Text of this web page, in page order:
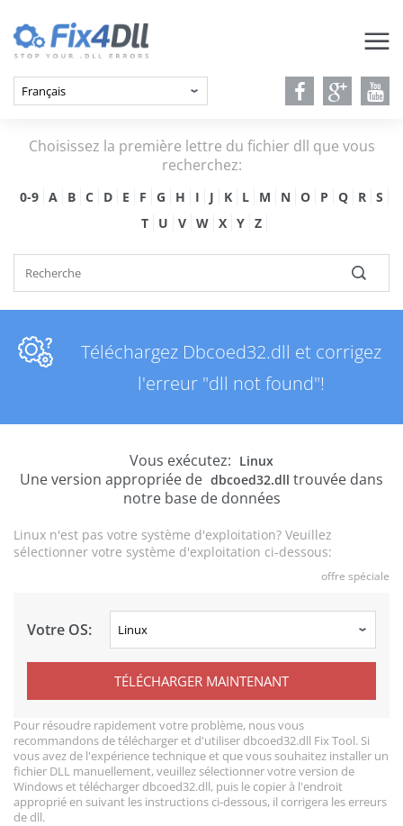
Choisissez la première lettre du fichier dll que vous
recherchez:
0-9 A B C D E F G H I J K L M N O P Q R
S
T
U V W X Y Z
Téléchargez Dbcoed32.dll et corrigez
l'erreur "dll not found"!
Vous exécutez: Linux
Une version appropriée de dbcoed32.dll trouvée dans
notre base de données
Linux n'est pas votre système d'exploitation? Veuillez
sélectionner votre système d'exploitation ci-dessous:
offre spéciale
Votre OS:
TÉLÉCHARGER MAINTENANT
Pour résoudre rapidement votre problème, nous vous
recommandons de télécharger et d'utiliser dbcoed32.dll Fix Tool. Si
vous avez de l'expérience technique et que vous souhaitez installer un
fichier DLL manuellement, veuillez sélectionner votre version de
Windows et télécharger dbcoed32.dll, puis le copier à l'endroit
approprié en suivant les instructions ci-dessous, il corrigera les erreurs
de dll.